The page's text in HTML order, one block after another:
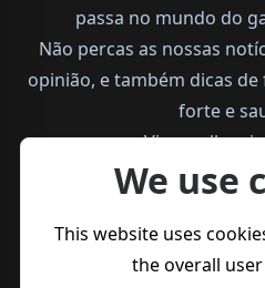
passa no mundo do
Não percas as nossas
opinião, e também dicas
forte e
Vive melhor,
We use
This website uses
the overall